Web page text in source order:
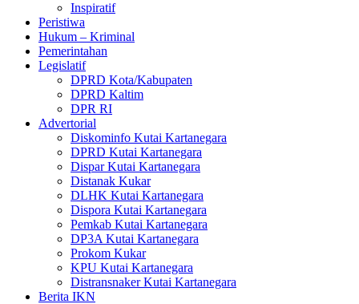
Inspiratif
Peristiwa
Hukum – Kriminal
Pemerintahan
Legislatif
DPRD Kota/Kabupaten
DPRD Kaltim
DPR RI
Advertorial
Diskominfo Kutai Kartanegara
DPRD Kutai Kartanegara
Dispar Kutai Kartanegara
Distanak Kukar
DLHK Kutai Kartanegara
Dispora Kutai Kartanegara
Pemkab Kutai Kartanegara
DP3A Kutai Kartanegara
Prokom Kukar
KPU Kutai Kartanegara
Distransnaker Kutai Kartanegara
Berita IKN